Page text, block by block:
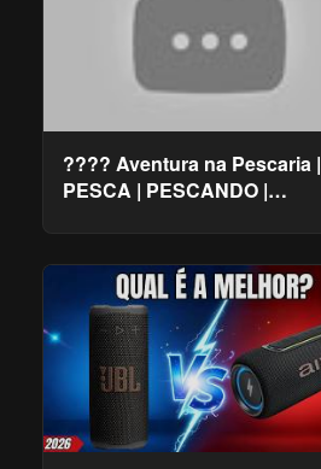
???? Aventura na Pescaria |
PESCA | PESCANDO |
#fish